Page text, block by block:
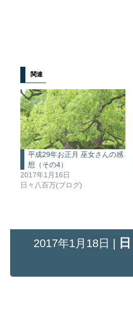
関連
平成29年お正月 巫女さんの感
想（その4）
2017年1月16日
日々八百万(ブログ)
2017年1月18日 |